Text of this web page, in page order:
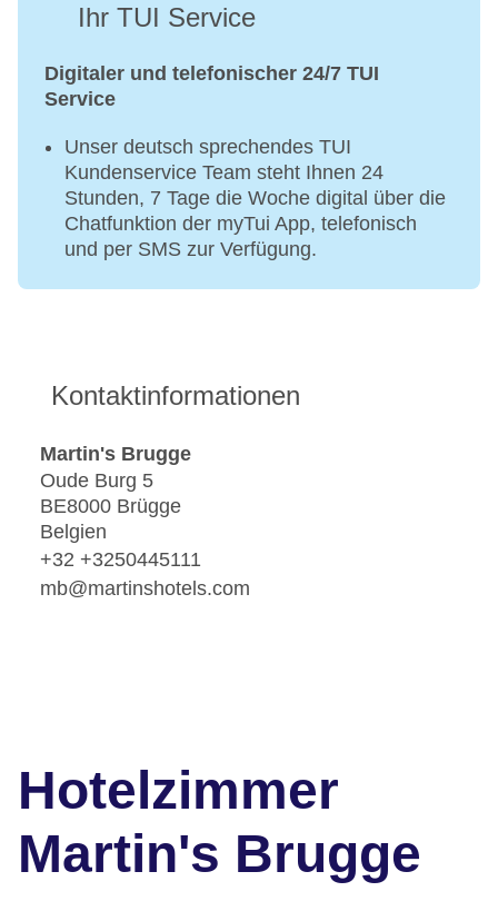
Ihr TUI Service
Digitaler und telefonischer 24/7 TUI
Service
Unser deutsch sprechendes TUI
Kundenservice Team steht Ihnen 24
Stunden, 7 Tage die Woche digital über die
Chatfunktion der myTui App, telefonisch
und per SMS zur Verfügung.
Kontaktinformationen
Martin's Brugge
Oude Burg 5
BE8000 Brügge
Belgien
+32 +3250445111
mb@martinshotels.com
Hotelzimmer
Martin's Brugge